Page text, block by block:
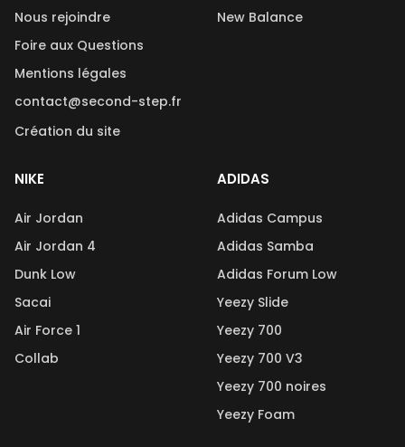
Nous rejoindre
Foire aux Questions
Mentions légales
contact@second-step.fr
Création du site
New Balance
NIKE
Air Jordan
Air Jordan 4
Dunk Low
Sacai
Air Force 1
Collab
ADIDAS
Adidas Campus
Adidas Samba
Adidas Forum Low
Yeezy Slide
Yeezy 700
Yeezy 700 V3
Yeezy 700 noires
Yeezy Foam